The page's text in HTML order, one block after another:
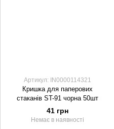
Артикул: IN0000114321
Кришка для паперових
стаканів ST-91 чорна 50шт
41 грн
Немає в наявності